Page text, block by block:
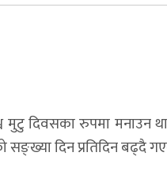
मुटु दिवसका रुपमा मनाउन
सङ्ख्या दिन प्रतिदिन बढ्दै